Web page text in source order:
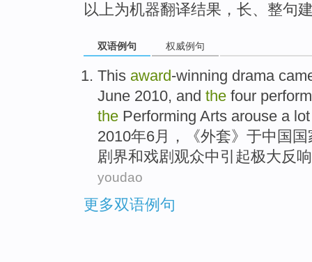
以上为机器翻译结果，长、整句
双语例句 权威例句
This award-winning drama
June 2010, and the four
the Performing Arts arouse a
2010年6月 ，《外套》于中国
剧界和戏剧 观众中 引起极大反响
youdao
更多双语例句